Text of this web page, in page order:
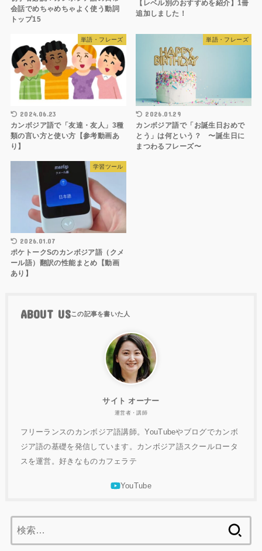
会話でめちゃめちゃよく使う動詞
トップ15
【レベル別のおすすめを紹介】1冊
追加しました！
単語・フレーズ
2024.06.23
カンボジア語で「友達・友人」3種
類の言い方と使い方【参考動画あ
り】
単語・フレーズ
2026.01.29
カンボジア語で「お誕生日おめで
とう」は何という？ 〜誕生日に
まつわるフレーズ〜
学習ツール
2026.01.07
ポケトークSのカンボジア語（クメ
ール語）翻訳の性能まとめ【動画
あり】
ABOUT US
サイト オーナー
運営者・講師
フリーランスのカンボジア語講師。YouTubeやブログでカンボ
ジア語の基礎を発信しています。カンボジア語スクールロータ
スを運営。好きなものカフェラテ
索: